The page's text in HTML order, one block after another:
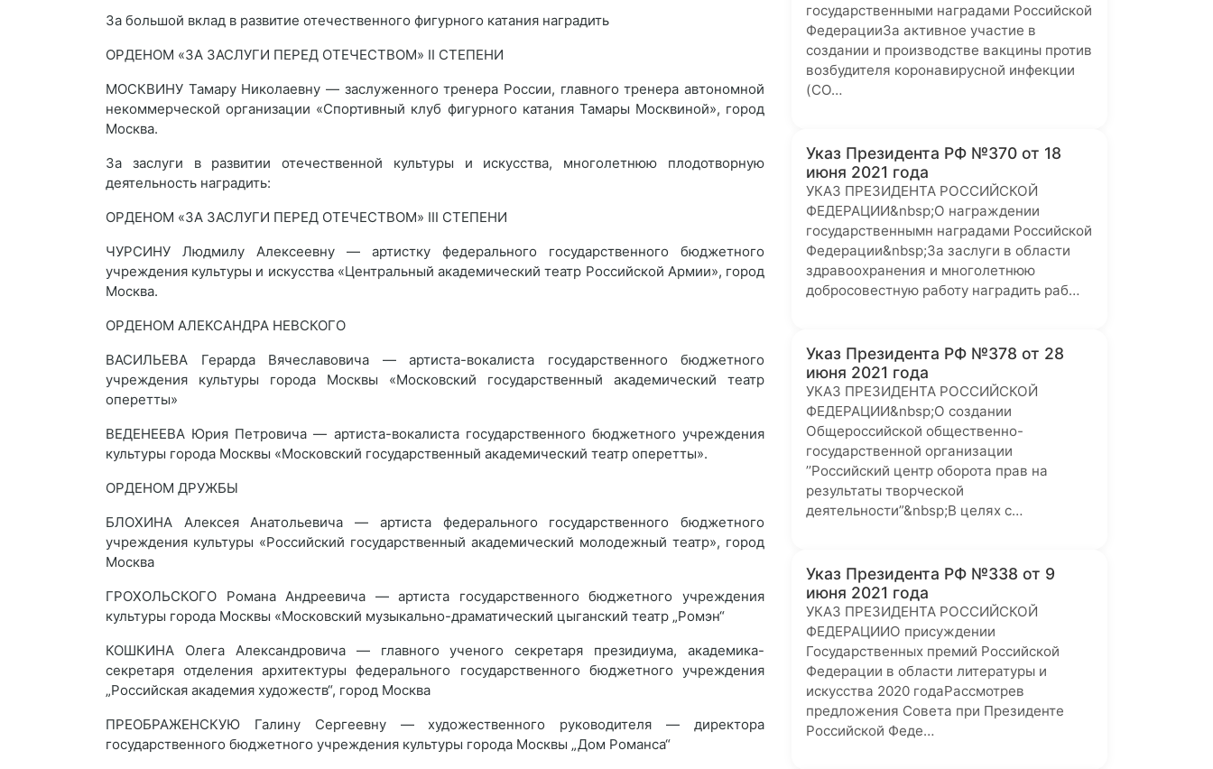
За большой вклад в развитие отечественного фигурного катания наградить
ОРДЕНОМ «ЗА ЗАСЛУГИ ПЕРЕД ОТЕЧЕСТВОМ» II СТЕПЕНИ
МОСКВИНУ Тамару Николаевну — заслуженного тренера России, главного тренера автономной
некоммерческой организации «Спортивный клуб фигурного катания Тамары Москвиной», город
Москва.
За заслуги в развитии отечественной культуры и искусства, многолетнюю плодотворную
деятельность наградить:
ОРДЕНОМ «ЗА ЗАСЛУГИ ПЕРЕД ОТЕЧЕСТВОМ» III СТЕПЕНИ
ЧУРСИНУ Людмилу Алексеевну — артистку федерального государственного бюджетного
учреждения культуры и искусства «Центральный академический театр Российской Армии», город
Москва.
ОРДЕНОМ АЛЕКСАНДРА НЕВСКОГО
ВАСИЛЬЕВА Герарда Вячеславовича — артиста-вокалиста государственного бюджетного
учреждения культуры города Москвы «Московский государственный академический театр
оперетты»
ВЕДЕНЕЕВА Юрия Петровича — артиста-вокалиста государственного бюджетного учреждения
культуры города Москвы «Московский государственный академический театр оперетты».
ОРДЕНОМ ДРУЖБЫ
БЛОХИНА Алексея Анатольевича — артиста федерального государственного бюджетного
учреждения культуры «Российский государственный академический молодежный театр», город
Москва
ГРОХОЛЬСКОГО Романа Андреевича — артиста государственного бюджетного учреждения
культуры города Москвы «Московский музыкально-драматический цыганский театр „Ромэн“
КОШКИНА Олега Александровича — главного ученого секретаря президиума, академика-
секретаря отделения архитектуры федерального государственного бюджетного учреждения
„Российская академия художеств“, город Москва
ПРЕОБРАЖЕНСКУЮ Галину Сергеевну — художественного руководителя — директора
государственного бюджетного учреждения культуры города Москвы „Дом Романса“
государственными наградами Российской
ФедерацииЗа активное участие в
создании и производстве вакцины против
возбудителя коронавирусной инфекции
(CO…
Указ Президента РФ №370 от 18
июня 2021 года
УКАЗ ПРЕЗИДЕНТА РОССИЙСКОЙ
ФЕДЕРАЦИИ&nbsp;О награждении
государственнымн наградами Российской
Федерации&nbsp;За заслуги в области
здравоохранения и многолетнюю
добросовестную работу наградить раб…
Указ Президента РФ №378 от 28
июня 2021 года
УКАЗ ПРЕЗИДЕНТА РОССИЙСКОЙ
ФЕДЕРАЦИИ&nbsp;О создании
Общероссийской общественно-
государственной организации
’’Российский центр оборота прав на
результаты творческой
деятельности”&nbsp;В целях с…
Указ Президента РФ №338 от 9
июня 2021 года
УКАЗ ПРЕЗИДЕНТА РОССИЙСКОЙ
ФЕДЕРАЦИИО присуждении
Государственных премий Российской
Федерации в области литературы и
искусства 2020 годаРассмотрев
предложения Совета при Президенте
Российской Феде…